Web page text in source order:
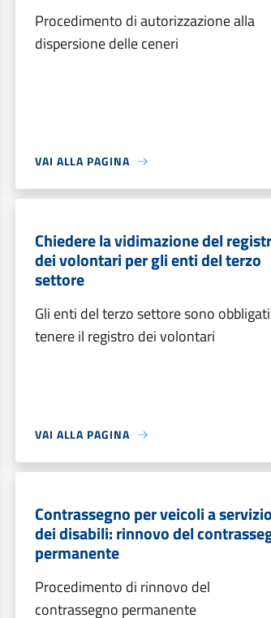
Procedimento di autorizzazione alla
dispersione delle ceneri
VAI ALLA PAGINA
Chiedere la vidimazione del
dei volontari per gli enti del terzo
settore
Gli enti del terzo settore sono
tenere il registro dei volontari
VAI ALLA PAGINA
Contrassegno per veicoli a servizio
dei disabili: rinnovo del
permanente
Procedimento di rinnovo del
contrassegno permanente